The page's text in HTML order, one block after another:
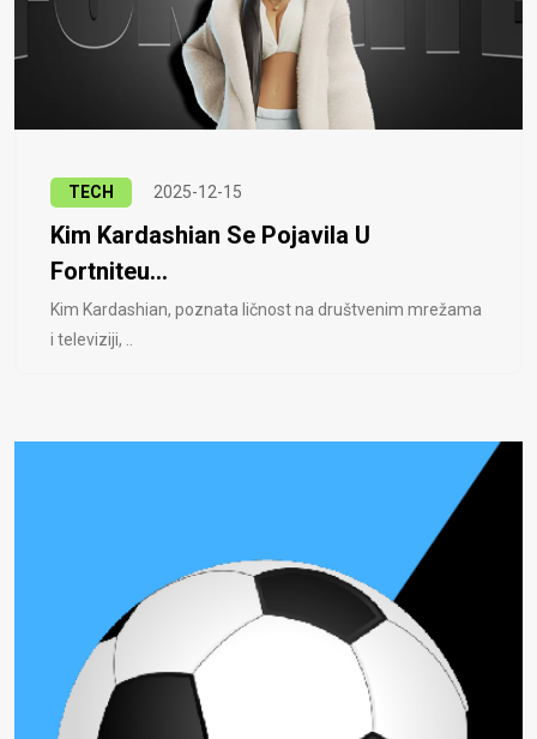
TECH 2025-12-15
Kim Kardashian Se Pojavila U
Fortniteu...
Kim Kardashian, poznata ličnost na društvenim mrežama
i televiziji, ..